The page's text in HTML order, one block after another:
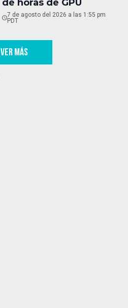
de horas de GPU
7 de agosto del 2026 a las 1:55 pm
PDT
VER MÁS